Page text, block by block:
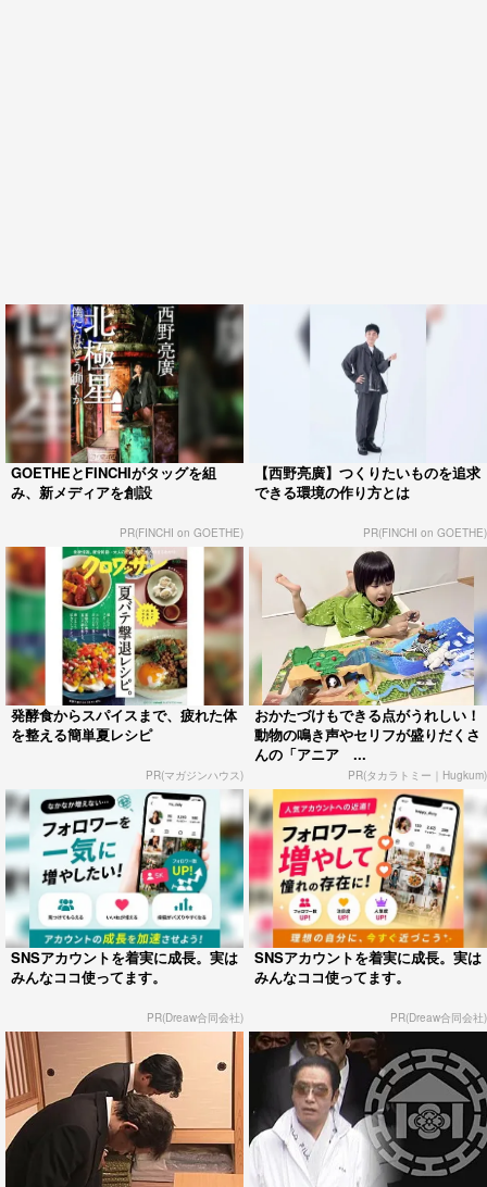
GOETHEとFINCHIがタッグを組
み、新メディアを創設
PR(FINCHI on GOETHE)
【西野亮廣】つくりたいものを追求
できる環境の作り方とは
PR(FINCHI on GOETHE)
発酵食からスパイスまで、疲れた体
を整える簡単夏レシピ
PR(マガジンハウス)
おかたづけもできる点がうれしい！
動物の鳴き声やセリフが盛りだくさ
んの「アニア ...
PR(タカラトミー｜Hugkum)
SNSアカウントを着実に成長。実は
みんなココ使ってます。
PR(Dreaw合同会社)
SNSアカウントを着実に成長。実は
みんなココ使ってます。
PR(Dreaw合同会社)